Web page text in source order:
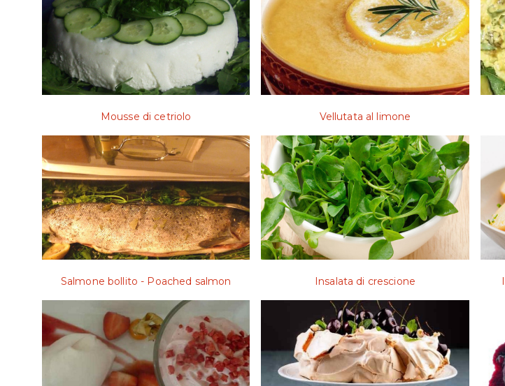
Mousse di cetriolo Vellutata al limone
Salmone bollito - Poached salmon Insalata di crescione